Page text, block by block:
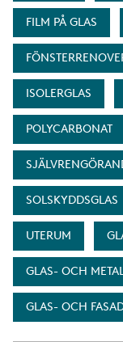
FILM PÅ GLAS
ISOLERGLAS
POLYCARBONAT
SOLSKYDDSGLAS
UTERUM
GLAS- OCH
GLAS- OCH